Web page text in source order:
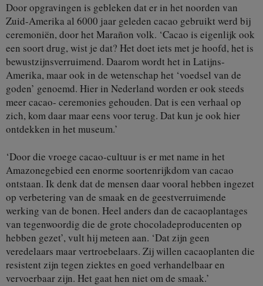
Door opgravingen is gebleken dat er in het noorden van
Zuid-Amerika al 6000 jaar geleden cacao gebruikt werd bij
ceremoniën, door het Marañon volk. ‘Cacao is eigenlijk ook
een soort drug, wist je dat? Het doet iets met je hoofd, het is
bewustzijnsverruimend. Daarom wordt het in Latijns-
Amerika, maar ook in de wetenschap het ‘voedsel van de
goden’ genoemd. Hier in Nederland worden er ook steeds
meer cacao- ceremonies gehouden. Dat is een verhaal op
zich, kom daar maar eens voor terug. Dat kun je ook hier
ontdekken in het museum.’
‘Door die vroege cacao-cultuur is er met name in het
Amazonegebied een enorme soortenrijkdom van cacao
ontstaan. Ik denk dat de mensen daar vooral hebben ingezet
op verbetering van de smaak en de geestverruimende
werking van de bonen. Heel anders dan de cacaoplantages
van tegenwoordig die de grote chocoladeproducenten op
hebben gezet’, vult hij meteen aan. ‘Dat zijn geen
veredelaars maar vertroebelaars. Zij willen cacaoplanten die
resistent zijn tegen ziektes en goed verhandelbaar en
vervoerbaar zijn. Het gaat hen niet om de smaak.’